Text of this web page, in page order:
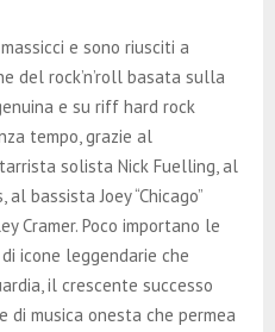
e sono riusciti a
del rock’n’roll basata sulla
e su riff hard rock
tempo, grazie al
solista Nick Fuelling, al
bassista Joey “Chicago”
Cramer. Poco importano le
icone leggendarie che
il crescente successo
di musica onesta che permea